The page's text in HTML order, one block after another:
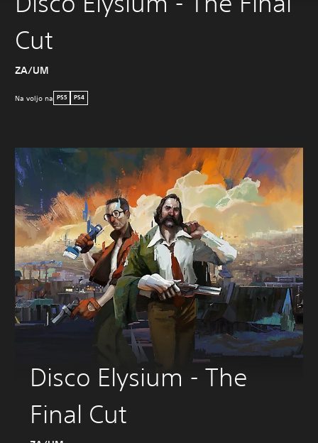
Cut
ZA/UM
Na voljo na PS5 PS4
Disco Elysium - The
Final Cut